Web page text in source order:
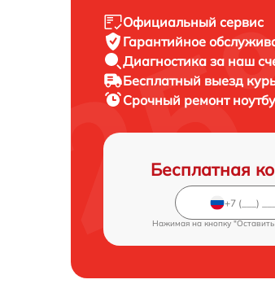
Официальный сервис
Гарантийное
Диагностика за наш
Бесплатный выезд
Срочный ремонт
Бесплатная
Нажимая на кнопку